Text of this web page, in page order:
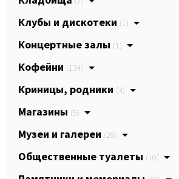
Клубы и дискотеки (1)
Концертные залы (1)
Кофейни (134)
Криницы, родники (3)
Магазины (5)
Музеи и галереи (29)
Общественные туалеты (10)